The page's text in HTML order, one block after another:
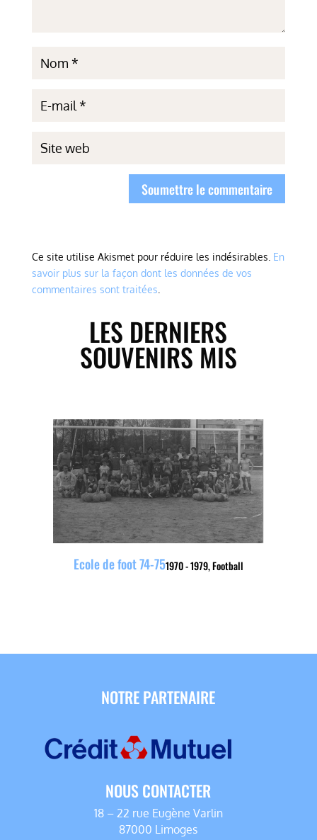
Soumettre le commentaire
Ce site utilise Akismet pour réduire les indésirables. En
savoir plus sur la façon dont les données de vos
commentaires sont traitées
LES DERNIERS
SOUVENIRS MIS
1970 - 1979,Football
Ecole de foot 74-75
NOTRE PARTENAIRE
NOUS CONTACTER
18 – 22 rue Eugène Varlin
87000 Limoges